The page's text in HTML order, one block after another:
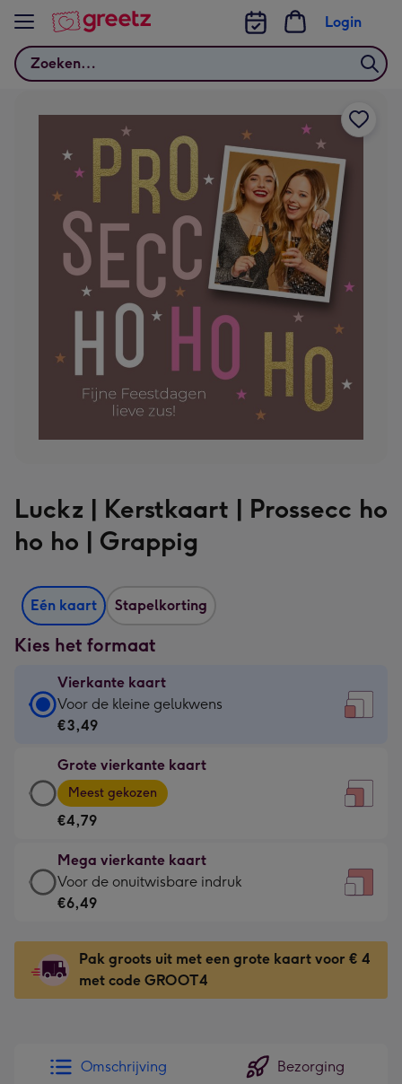
Bekijk meer
Zoeken
Login
Luckz | Kerstkaart | Prossecc ho
ho ho | Grappig
Eén kaart Stapelkorting
Kies het formaat
Vierkante kaart
Vierkante
kaart
€3,49
-
Voor
kleine
gelukwens
-
130
x
130
mm
Voor de kleine gelukwens
€3,49
Grote vierkante kaart
Grote
vierkante
kaart
-
€4,79
-
Meest
-
Dimensions:
167
mm
Meest gekozen
€4,79
Mega vierkante kaart
Mega
vierkante
-
€6,49
-
indruk
Voor de onuitwisbare indruk
€6,49
Pak groots uit met een grote kaart voor € 4
met code GROOT4
Omschrijving Bezorging